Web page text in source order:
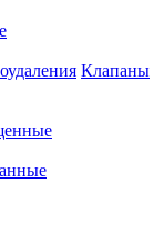
Клапаны